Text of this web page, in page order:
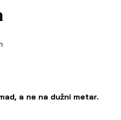
a ne na dužni metar.